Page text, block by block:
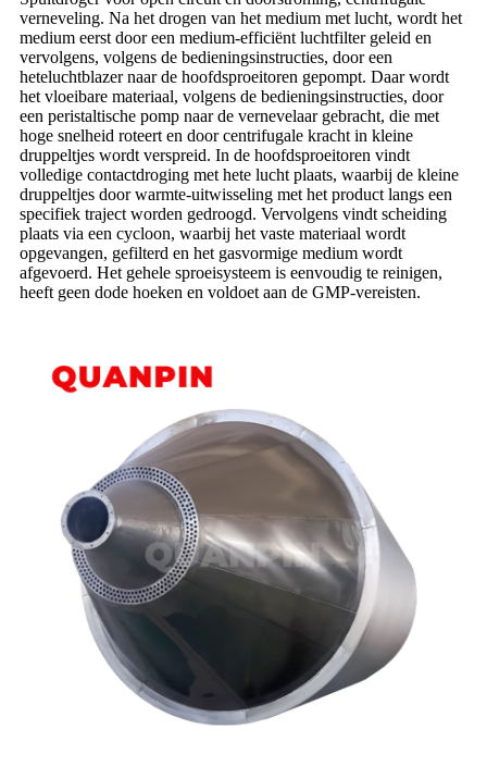
verneveling. Na het drogen van het medium met lucht, wordt het
medium eerst door een medium-efficiënt luchtfilter geleid en
vervolgens, volgens de bedieningsinstructies, door een
heteluchtblazer naar de hoofdsproeitoren gepompt. Daar wordt
het vloeibare materiaal, volgens de bedieningsinstructies, door
een peristaltische pomp naar de vernevelaar gebracht, die met
hoge snelheid roteert en door centrifugale kracht in kleine
druppeltjes wordt verspreid. In de hoofdsproeitoren vindt
volledige contactdroging met hete lucht plaats, waarbij de kleine
druppeltjes door warmte-uitwisseling met het product langs een
specifiek traject worden gedroogd. Vervolgens vindt scheiding
plaats via een cycloon, waarbij het vaste materiaal wordt
opgevangen, gefilterd en het gasvormige medium wordt
afgevoerd. Het gehele sproeisysteem is eenvoudig te reinigen,
heeft geen dode hoeken en voldoet aan de GMP-vereisten.